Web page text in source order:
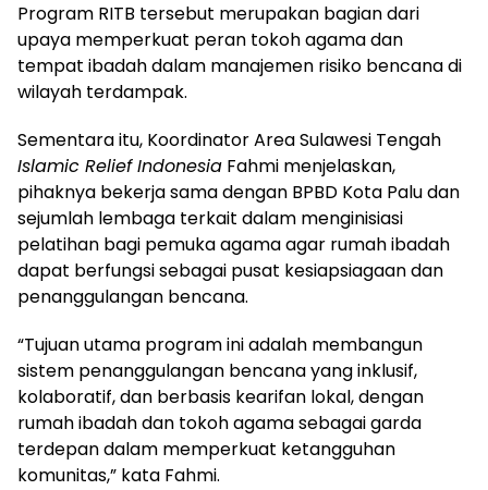
Program RITB tersebut merupakan bagian dari
upaya memperkuat peran tokoh agama dan
tempat ibadah dalam manajemen risiko bencana di
wilayah terdampak.
Sementara itu, Koordinator Area Sulawesi Tengah
Islamic Relief Indonesia Fahmi menjelaskan,
pihaknya bekerja sama dengan BPBD Kota Palu dan
sejumlah lembaga terkait dalam menginisiasi
pelatihan bagi pemuka agama agar rumah ibadah
dapat berfungsi sebagai pusat kesiapsiagaan dan
penanggulangan bencana.
“Tujuan utama program ini adalah membangun
sistem penanggulangan bencana yang inklusif,
kolaboratif, dan berbasis kearifan lokal, dengan
rumah ibadah dan tokoh agama sebagai garda
terdepan dalam memperkuat ketangguhan
komunitas,” kata Fahmi.